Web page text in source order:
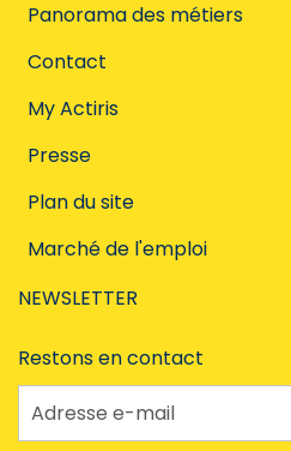
Panorama des métiers
Contact
My Actiris
Presse
Plan du site
Marché de l'emploi
NEWSLETTER
Restons en contact
Adresse e-mail